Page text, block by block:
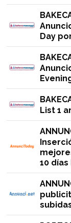
Day
List 1
10